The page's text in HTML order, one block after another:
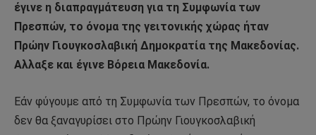
έγινε η διαπραγμάτευση για τη Συμφωνία των
Πρεσπών, το όνομα της γειτονικής χώρας ήταν
Πρώην Γιουγκοσλαβική Δημοκρατία της Μακεδονίας.
Αλλαξε και έγινε Βόρεια Μακεδονία.
Εάν φύγουμε από τη Συμφωνία των Πρεσπών, το όνομα
δεν θα ξαναγυρίσει στο Πρώην Γιουγκοσλαβική